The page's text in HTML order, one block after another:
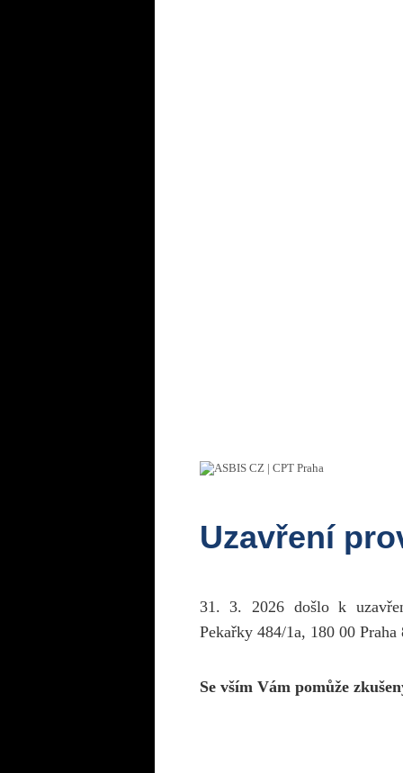
Uzavření
31. 3. 2026 došlo k
Pekařky 484/1a, 180 00 Praha
Se vším Vám pomůže